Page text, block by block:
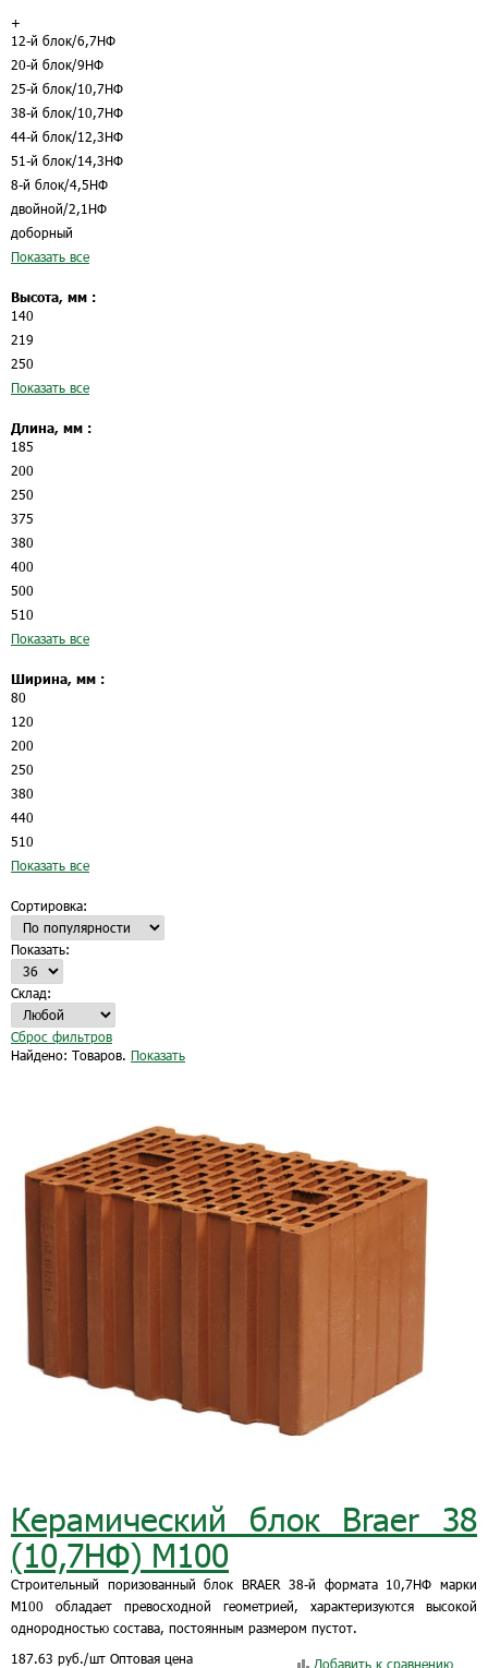
+
12-й блок/6,7НФ
20-й блок/9НФ
25-й блок/10,7НФ
38-й блок/10,7НФ
44-й блок/12,3НФ
51-й блок/14,3НФ
8-й блок/4,5НФ
двойной/2,1НФ
доборный
Показать все
Высота, мм :
140
219
250
Показать все
Длина, мм :
185
200
250
375
380
400
500
510
Показать все
Ширина, мм :
80
120
200
250
380
440
510
Показать все
Сортировка:
Показать:
Склад:
Сброс фильтров
Найдено: Товаров. Показать
Керамический блок Braer 38
(10,7НФ) М100
Строительный поризованный блок BRAER 38-й формата 10,7НФ марки
М100 обладает превосходной геометрией, характеризуются высокой
однородностью состава, постоянным размером пустот.
187.63 руб./шт Оптовая цена
Добавить к сравнению